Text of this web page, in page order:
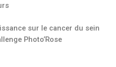
sur le cancer du sein
Photo’Rose